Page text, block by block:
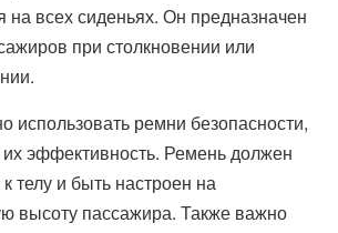
на всех сиденьях. Он предназначен
при столкновении или
использовать ремни безопасности,
эффективность. Ремень должен
телу и быть настроен на
высоту пассажира. Также важно